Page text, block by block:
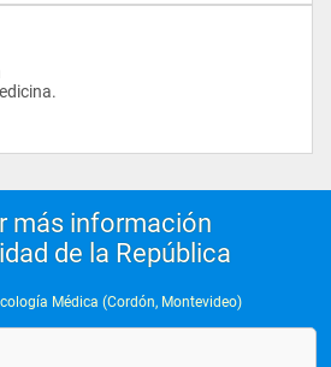
más información
de la República
Médica (Cordón, Montevideo)